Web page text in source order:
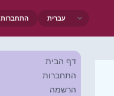
התחברות
דף הבית
התחברות
הרשמה